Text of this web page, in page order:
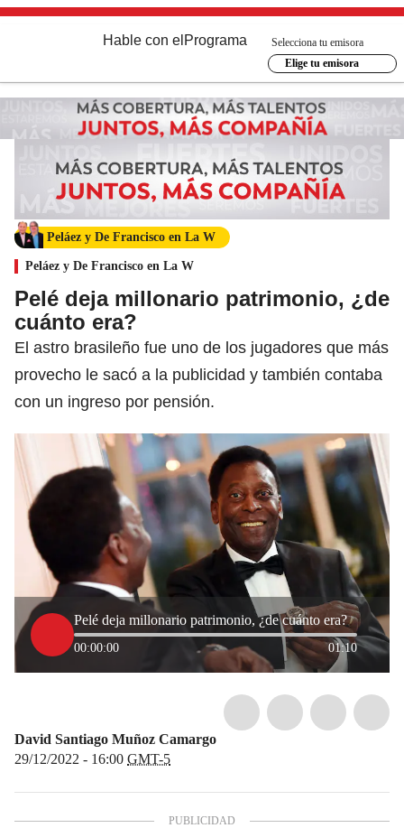
Hable con el Programa
Selecciona tu emisora
Elige tu emisora
Peláez y De Francisco en La W
Peláez y De Francisco en La W
Pelé deja millonario patrimonio, ¿de
cuánto era?
El astro brasileño fue uno de los jugadores que más
provecho le sacó a la publicidad y también contaba
con un ingreso por pensión.
Pelé deja millonario patrimonio, ¿de cuánto era?
00:00:00 01:10
David Santiago Muñoz Camargo
29/12/2022 - 16:00 GMT-5